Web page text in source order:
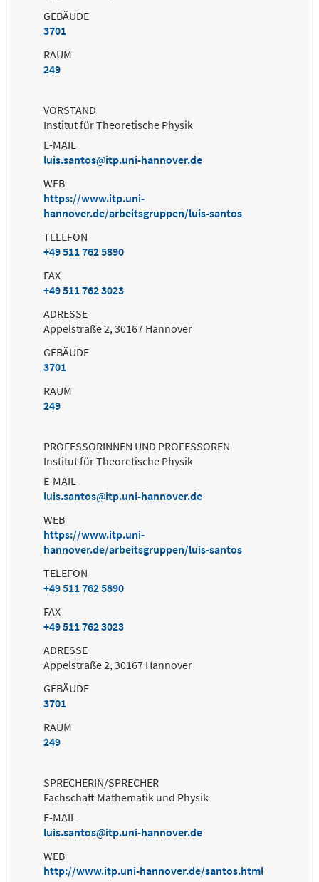
GEBÄUDE
3701
RAUM
249
VORSTAND
Institut für Theoretische Physik
E-MAIL
luis.santos
itp.uni-hannover.de
WEB
https://www.itp.uni-
hannover.de/arbeitsgruppen/luis-santos
TELEFON
+49 511 762 5890
FAX
+49 511 762 3023
ADRESSE
Appelstraße 2, 30167 Hannover
GEBÄUDE
3701
RAUM
249
PROFESSORINNEN UND PROFESSOREN
Institut für Theoretische Physik
E-MAIL
luis.santos
itp.uni-hannover.de
WEB
https://www.itp.uni-
hannover.de/arbeitsgruppen/luis-santos
TELEFON
+49 511 762 5890
FAX
+49 511 762 3023
ADRESSE
Appelstraße 2, 30167 Hannover
GEBÄUDE
3701
RAUM
249
SPRECHERIN/SPRECHER
Fachschaft Mathematik und Physik
E-MAIL
luis.santos
itp.uni-hannover.de
WEB
http://www.itp.uni-hannover.de/santos.html